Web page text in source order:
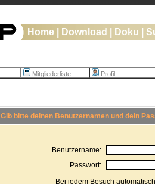
Home Download Doku
Mitgliederliste Profil
Gib bitte deinen Benutzernamen und dein
Benutzername:
Passwort:
Bei jedem Besuch